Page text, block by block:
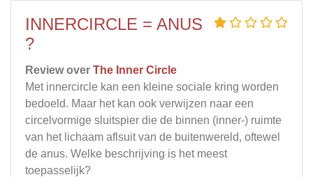
INNERCIRCLE = ANUS
?
Review over The Inner Circle
Met innercircle kan een kleine sociale kring worden
bedoeld. Maar het kan ook verwijzen naar een
circelvormige sluitspier die de binnen (inner-) ruimte
van het lichaam aflsuit van de buitenwereld, oftewel
de anus. Welke beschrijving is het meest
toepasselijk?